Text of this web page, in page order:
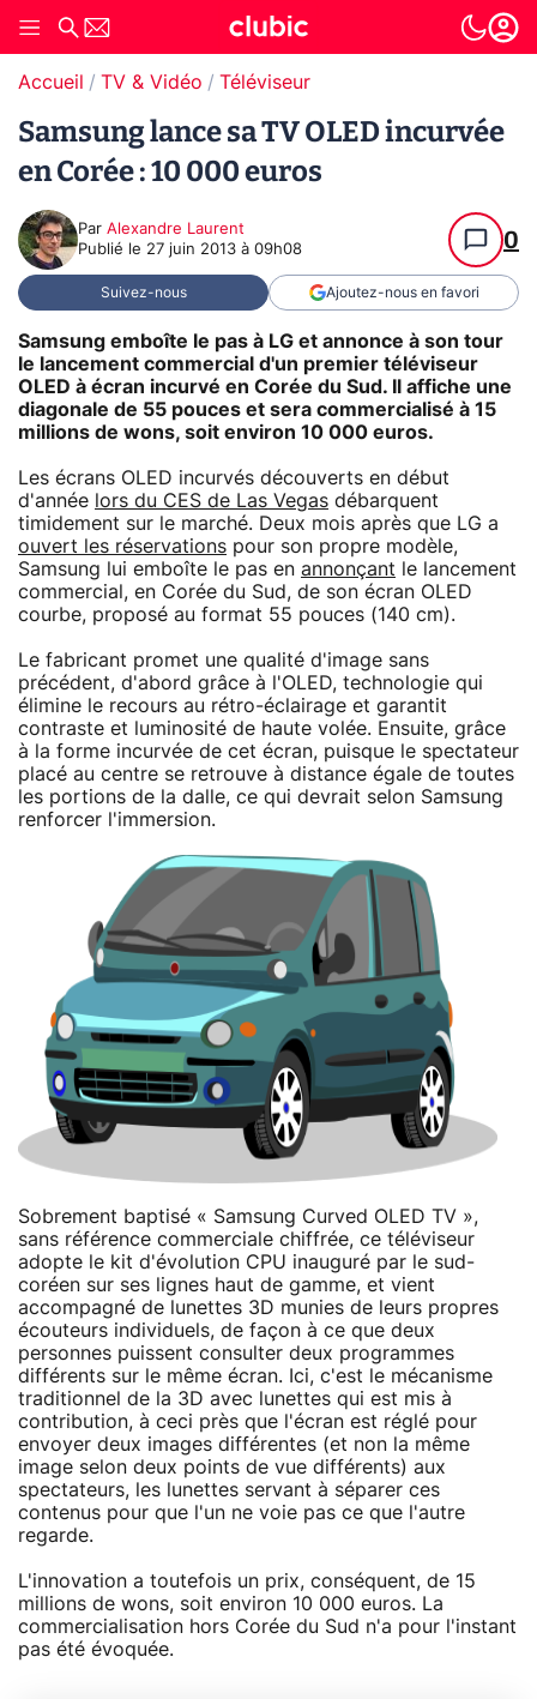
Accueil TV & Vidéo Téléviseur
Samsung lance sa TV OLED incurvée
en Corée : 10 000 euros
Par Alexandre Laurent
Publié le 27 juin 2013 à 09h08 0
Suivez-nous Ajoutez-nous en favori
Samsung emboîte le pas à LG et annonce à son tour
le lancement commercial d'un premier téléviseur
OLED à écran incurvé en Corée du Sud. Il affiche une
diagonale de 55 pouces et sera commercialisé à 15
millions de wons, soit environ 10 000 euros.
Les écrans OLED incurvés découverts en début
d'année lors du CES de Las Vegas débarquent
timidement sur le marché. Deux mois après que LG a
ouvert les réservations pour son propre modèle,
Samsung lui emboîte le pas en annonçant le lancement
commercial, en Corée du Sud, de son écran OLED
courbe, proposé au format 55 pouces (140 cm).
Le fabricant promet une qualité d'image sans
précédent, d'abord grâce à l'OLED, technologie qui
élimine le recours au rétro-éclairage et garantit
contraste et luminosité de haute volée. Ensuite, grâce
à la forme incurvée de cet écran, puisque le spectateur
placé au centre se retrouve à distance égale de toutes
les portions de la dalle, ce qui devrait selon Samsung
renforcer l'immersion.
Sobrement baptisé « Samsung Curved OLED TV »,
sans référence commerciale chiffrée, ce téléviseur
adopte le kit d'évolution CPU inauguré par le sud-
coréen sur ses lignes haut de gamme, et vient
accompagné de lunettes 3D munies de leurs propres
écouteurs individuels, de façon à ce que deux
personnes puissent consulter deux programmes
différents sur le même écran. Ici, c'est le mécanisme
traditionnel de la 3D avec lunettes qui est mis à
contribution, à ceci près que l'écran est réglé pour
envoyer deux images différentes (et non la même
image selon deux points de vue différents) aux
spectateurs, les lunettes servant à séparer ces
contenus pour que l'un ne voie pas ce que l'autre
regarde.
L'innovation a toutefois un prix, conséquent, de 15
millions de wons, soit environ 10 000 euros. La
commercialisation hors Corée du Sud n'a pour l'instant
pas été évoquée.